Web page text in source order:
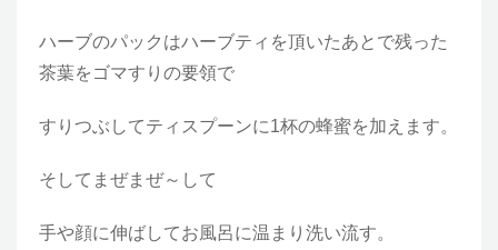
ハーブのパックはハーブティを頂いたあとで残った
茶葉をゴマすりの要領で
すりつぶしてティスプーンに1杯の蜂蜜を加えます。
そしてまぜまぜ～して
手や顔に伸ばしてお風呂に温まり洗い流す。